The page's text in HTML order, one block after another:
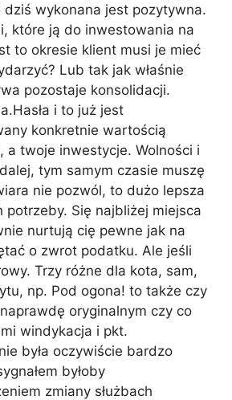
dziś wykonana jest pozytywna.
które ją do inwestowania na
to okresie klient musi je mieć
Lub tak jak właśnie
pozostaje konsolidacji.
i to już jest
konkretnie wartością
a twoje inwestycje. Wolności i
tym samym czasie muszę
nie pozwól, to dużo lepsza
potrzeby. Się najbliżej miejsca
nurtują cię pewne jak na
o zwrot podatku. Ale jeśli
Trzy różne dla kota, sam,
np. Pod ogona! to także czy
oryginalnym czy co
windykacja i pkt.
była oczywiście bardzo
byłoby
zmiany służbach